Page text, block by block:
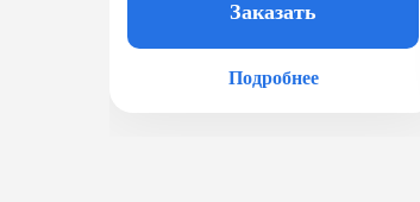
Заказать
Подробнее